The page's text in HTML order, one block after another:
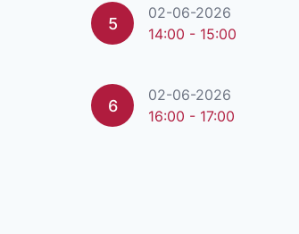
5
02-06-2026
14:00 - 15:00
6
02-06-2026
16:00 - 17:00